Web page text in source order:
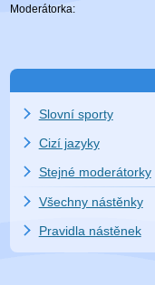
Moderátorka:
Slovní sporty
Cizí jazyky
Stejné moderátorky
Všechny nástěnky
Pravidla nástěnek